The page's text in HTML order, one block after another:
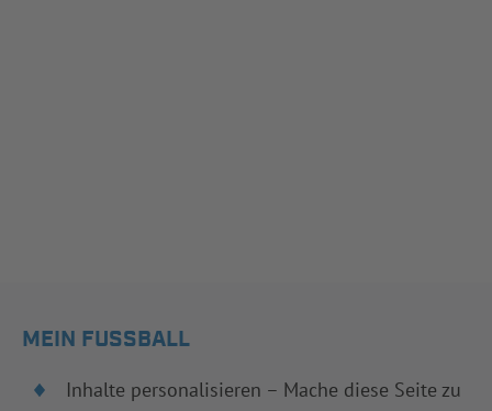
MEIN FUSSBALL
Inhalte personalisieren – Mache diese Seite zu